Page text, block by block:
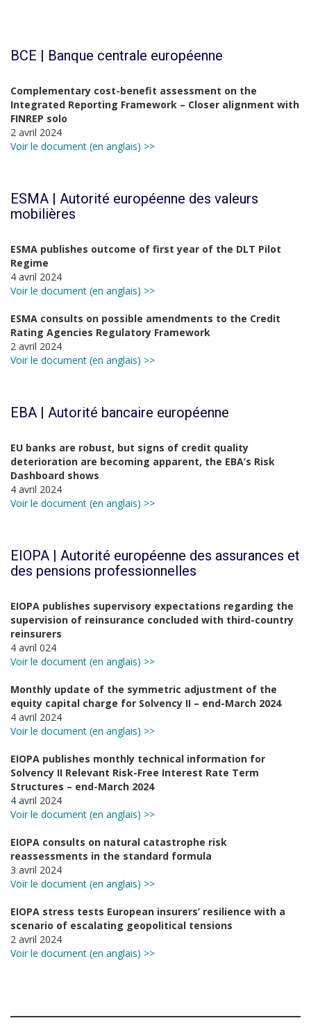
BCE | Banque centrale européenne
Complementary cost-benefit assessment on the
Integrated Reporting Framework – Closer alignment with
FINREP solo
2 avril 2024
Voir le document (en anglais) >>
ESMA | Autorité européenne des valeurs
mobilières
ESMA publishes outcome of first year of the DLT Pilot
Regime
4 avril 2024
Voir le document (en anglais) >>
ESMA consults on possible amendments to the Credit
Rating Agencies Regulatory Framework
2 avril 2024
Voir le document (en anglais) >>
EBA | Autorité bancaire européenne
EU banks are robust, but signs of credit quality
deterioration are becoming apparent, the EBA’s Risk
Dashboard shows
4 avril 2024
Voir le document (en anglais) >>
EIOPA | Autorité européenne des assurances et
des pensions professionnelles
EIOPA publishes supervisory expectations regarding the
supervision of reinsurance concluded with third-country
reinsurers
4 avril 024
Voir le document (en anglais) >>
Monthly update of the symmetric adjustment of the
equity capital charge for Solvency II – end-March 2024
4 avril 2024
Voir le document (en anglais) >>
EIOPA publishes monthly technical information for
Solvency II Relevant Risk-Free Interest Rate Term
Structures – end-March 2024
4 avril 2024
Voir le document (en anglais) >>
EIOPA consults on natural catastrophe risk
reassessments in the standard formula
3 avril 2024
Voir le document (en anglais) >>
EIOPA stress tests European insurers’ resilience with a
scenario of escalating geopolitical tensions
2 avril 2024
Voir le document (en anglais) >>